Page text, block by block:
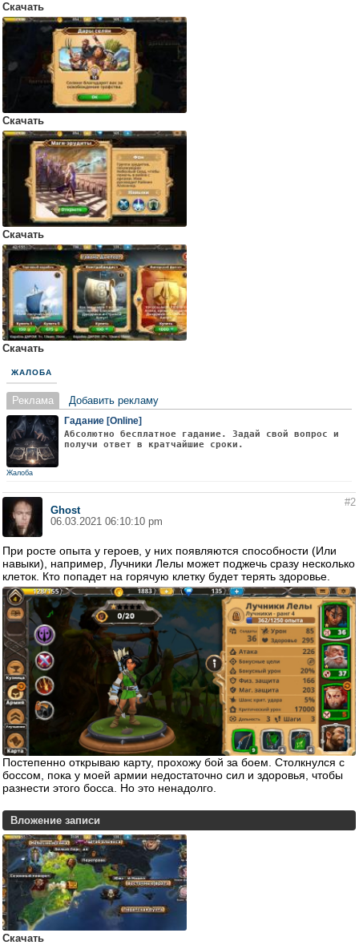
Скачать
Скачать
Скачать
Скачать
ЖАЛОБА
Реклама Добавить рекламу
Гадание [Online]
Абсолютно бесплатное гадание. Задай свой вопрос и
получи ответ в кратчайшие сроки.
Жалоба
Ghost
06.03.2021 06:10:10 pm
#2
При росте опыта у героев, у них появляются способности (Или
навыки), например, Лучники Лелы может поджечь сразу несколько
клеток. Кто попадет на горячую клетку будет терять здоровье.
Постепенно открываю карту, прохожу бой за боем. Столкнулся с
боссом, пока у моей армии недостаточно сил и здоровья, чтобы
разнести этого босса. Но это ненадолго.
Вложение записи
Скачать